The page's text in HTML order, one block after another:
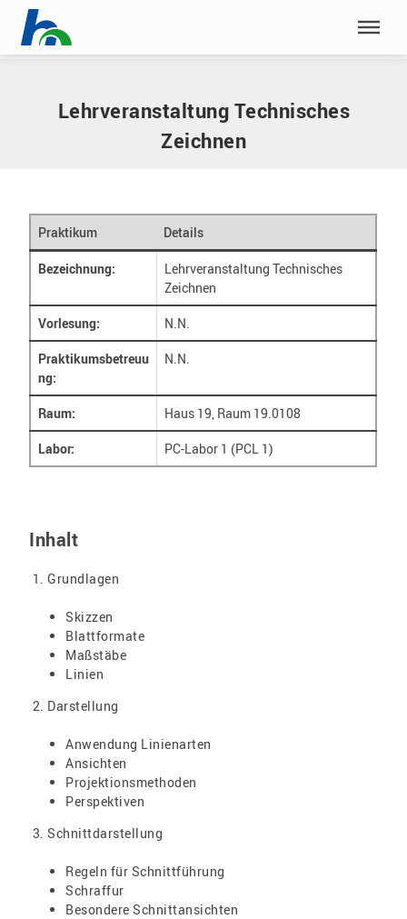
Menü überspringen
Home |Praktika
Lehrveranstaltung Technisches
Zeichnen
Praktikum Details
Bezeichnung:
Lehrveranstaltung Technisches
Zeichnen
Vorlesung: N.N.
Praktikumsbetreuu
ng:
N.N.
Raum: Haus 19, Raum 19.0108
Labor: PC-Labor 1 (PCL 1)
Inhalt
Grundlagen
Skizzen
Blattformate
Maßstäbe
Linien
Darstellung
Anwendung Linienarten
Ansichten
Projektionsmethoden
Perspektiven
Schnittdarstellung
Regeln für Schnittführung
Schraffur
Besondere Schnittansichten